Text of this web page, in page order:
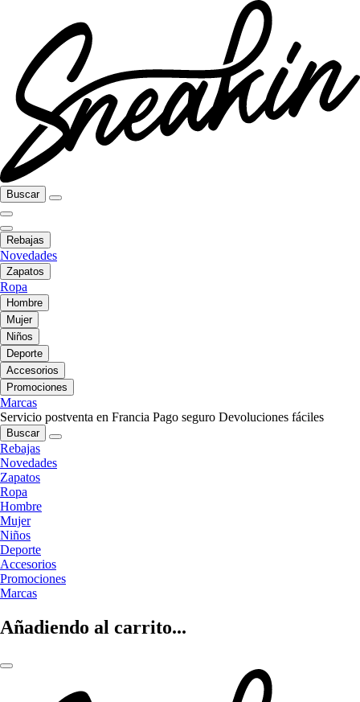
Buscar
Rebajas
Novedades
Zapatos
Ropa
Hombre
Mujer
Niños
Deporte
Accesorios
Promociones
Marcas
Servicio postventa en Francia Pago seguro Devoluciones fáciles
Buscar
Rebajas
Novedades
Zapatos
Ropa
Hombre
Mujer
Niños
Deporte
Accesorios
Promociones
Marcas
Añadiendo al carrito...